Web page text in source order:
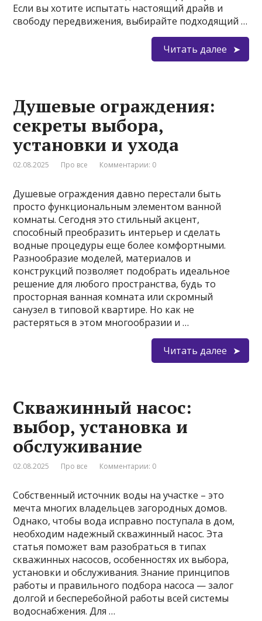
Если вы хотите испытать настоящий драйв и
свободу передвижения, выбирайте подходящий …
Читать далее
Душевые ограждения:
секреты выбора,
установки и ухода
02.08.2025 Про все Комментарии: 0
Душевые ограждения давно перестали быть
просто функциональным элементом ванной
комнаты. Сегодня это стильный акцент,
способный преобразить интерьер и сделать
водные процедуры еще более комфортными.
Разнообразие моделей, материалов и
конструкций позволяет подобрать идеальное
решение для любого пространства, будь то
просторная ванная комната или скромный
санузел в типовой квартире. Но как не
растеряться в этом многообразии и …
Читать далее
Скважинный насос:
выбор, установка и
обслуживание
02.08.2025 Про все Комментарии: 0
Собственный источник воды на участке – это
мечта многих владельцев загородных домов.
Однако, чтобы вода исправно поступала в дом,
необходим надежный скважинный насос. Эта
статья поможет вам разобраться в типах
скважинных насосов, особенностях их выбора,
установки и обслуживания. Знание принципов
работы и правильного подбора насоса — залог
долгой и бесперебойной работы всей системы
водоснабжения. Для …